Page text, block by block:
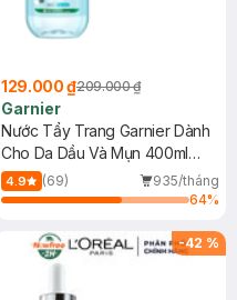
129.000 ₫209.000 ₫
Garnier
Nước Tẩy Trang Garnier Dành
Cho Da Dầu Và Mụn 400ml
(Mới)
4.9 (69)
935/tháng
64%
-42 %